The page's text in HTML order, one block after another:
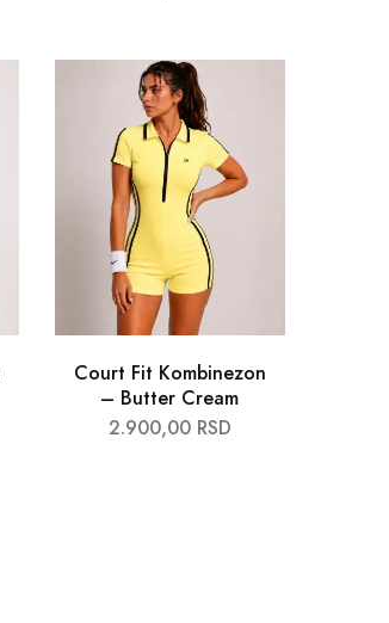
Court Fit Kombinezon
– Butter Cream
2.900,00 RSD